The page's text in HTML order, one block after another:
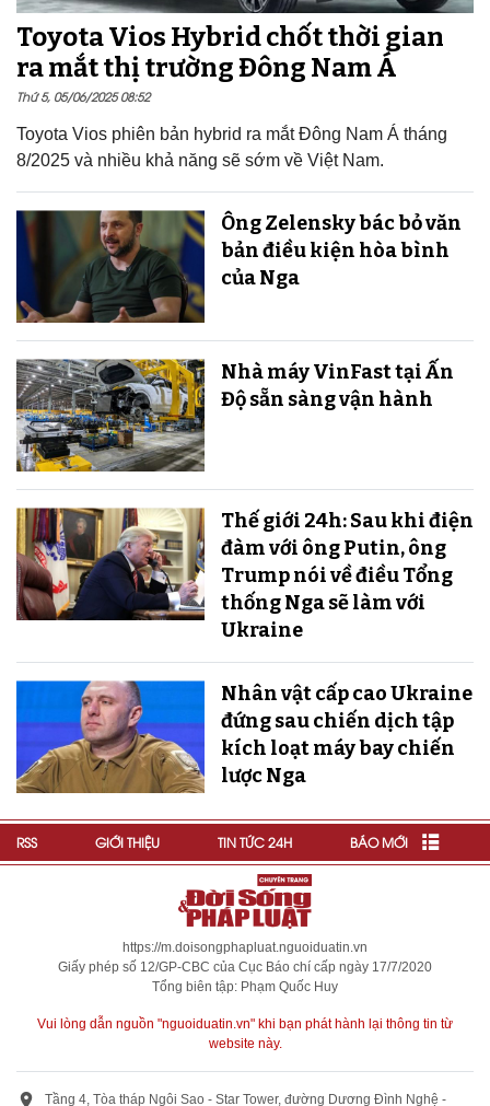
Toyota Vios Hybrid chốt thời gian
ra mắt thị trường Đông Nam Á
Thứ 5, 05/06/2025 08:52
Toyota Vios phiên bản hybrid ra mắt Đông Nam Á tháng
8/2025 và nhiều khả năng sẽ sớm về Việt Nam.
Ông Zelensky bác bỏ văn
bản điều kiện hòa bình
của Nga
Nhà máy VinFast tại Ấn
Độ sẵn sàng v​​​​​​​ận hành
Thế giới 24h: Sau khi điện
đàm với ông Putin, ông
Trump nói về điều Tổng
thống Nga sẽ làm với
Ukraine
Nhân vật cấp cao Ukraine
đứng sau chiến dịch tập
kích loạt máy bay chiến
lược Nga
RSS GIỚI THIỆU TIN TỨC 24H BÁO MỚI
https://m.doisongphapluat.nguoiduatin.vn
Giấy phép số 12/GP-CBC của Cục Báo chí cấp ngày 17/7/2020
Tổng biên tập: Phạm Quốc Huy
Vui lòng dẫn nguồn "nguoiduatin.vn" khi bạn phát hành lại thông tin từ
website này.
Tầng 4, Tòa tháp Ngôi Sao - Star Tower, đường Dương Đình Nghệ -